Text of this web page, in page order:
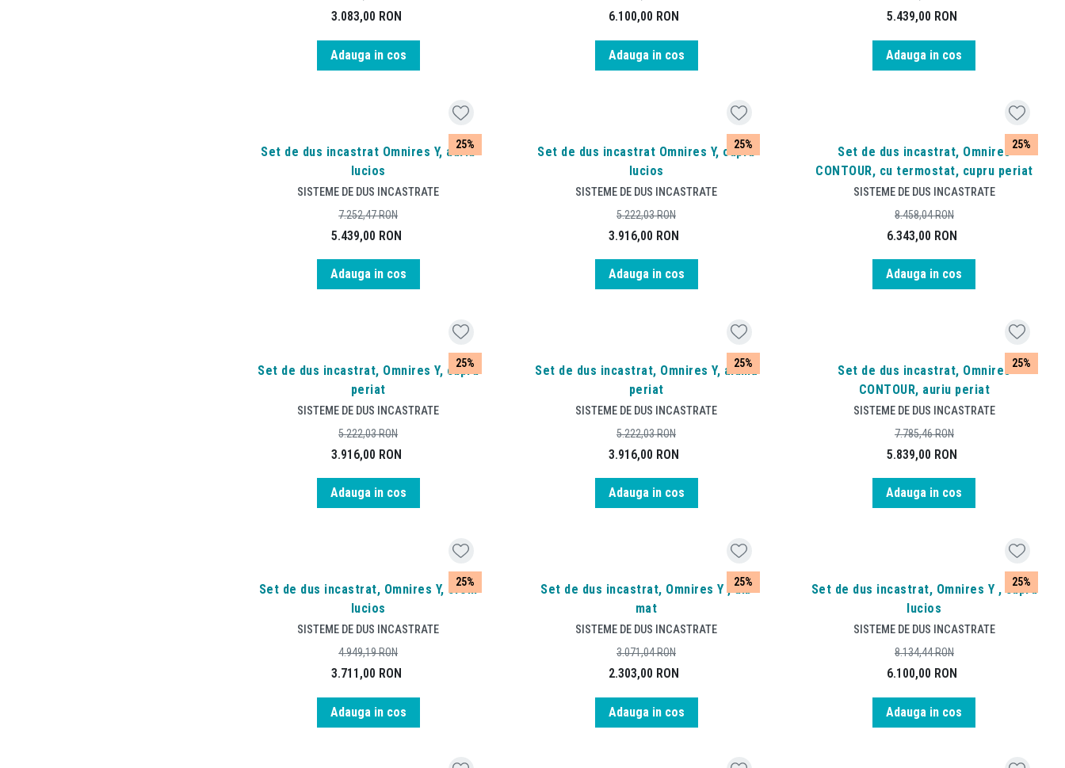
3.083,00 RON
Adauga in cos
6.100,00 RON
Adauga in cos
5.439,00 RON
Adauga in cos
25%
Set de dus incastrat Omnires Y, auriu
lucios
SISTEME DE DUS INCASTRATE
5.439,00 RON
7.252,47RON
Adauga in cos
25%
Set de dus incastrat Omnires Y, cupru
lucios
SISTEME DE DUS INCASTRATE
3.916,00 RON
5.222,03RON
Adauga in cos
25%
Set de dus incastrat, Omnires
CONTOUR, cu termostat, cupru periat
SISTEME DE DUS INCASTRATE
6.343,00 RON
8.458,04RON
Adauga in cos
25%
Set de dus incastrat, Omnires Y, cupru
periat
SISTEME DE DUS INCASTRATE
3.916,00 RON
5.222,03RON
Adauga in cos
25%
Set de dus incastrat, Omnires Y, alamă
periat
SISTEME DE DUS INCASTRATE
3.916,00 RON
5.222,03RON
Adauga in cos
25%
Set de dus incastrat, Omnires
CONTOUR, auriu periat
SISTEME DE DUS INCASTRATE
5.839,00 RON
7.785,46RON
Adauga in cos
25%
Set de dus incastrat, Omnires Y, crom
lucios
SISTEME DE DUS INCASTRATE
3.711,00 RON
4.949,19RON
Adauga in cos
25%
Set de dus incastrat, Omnires Y , alb
mat
SISTEME DE DUS INCASTRATE
2.303,00 RON
3.071,04RON
Adauga in cos
25%
Set de dus incastrat, Omnires Y , cupru
lucios
SISTEME DE DUS INCASTRATE
6.100,00 RON
8.134,44RON
Adauga in cos